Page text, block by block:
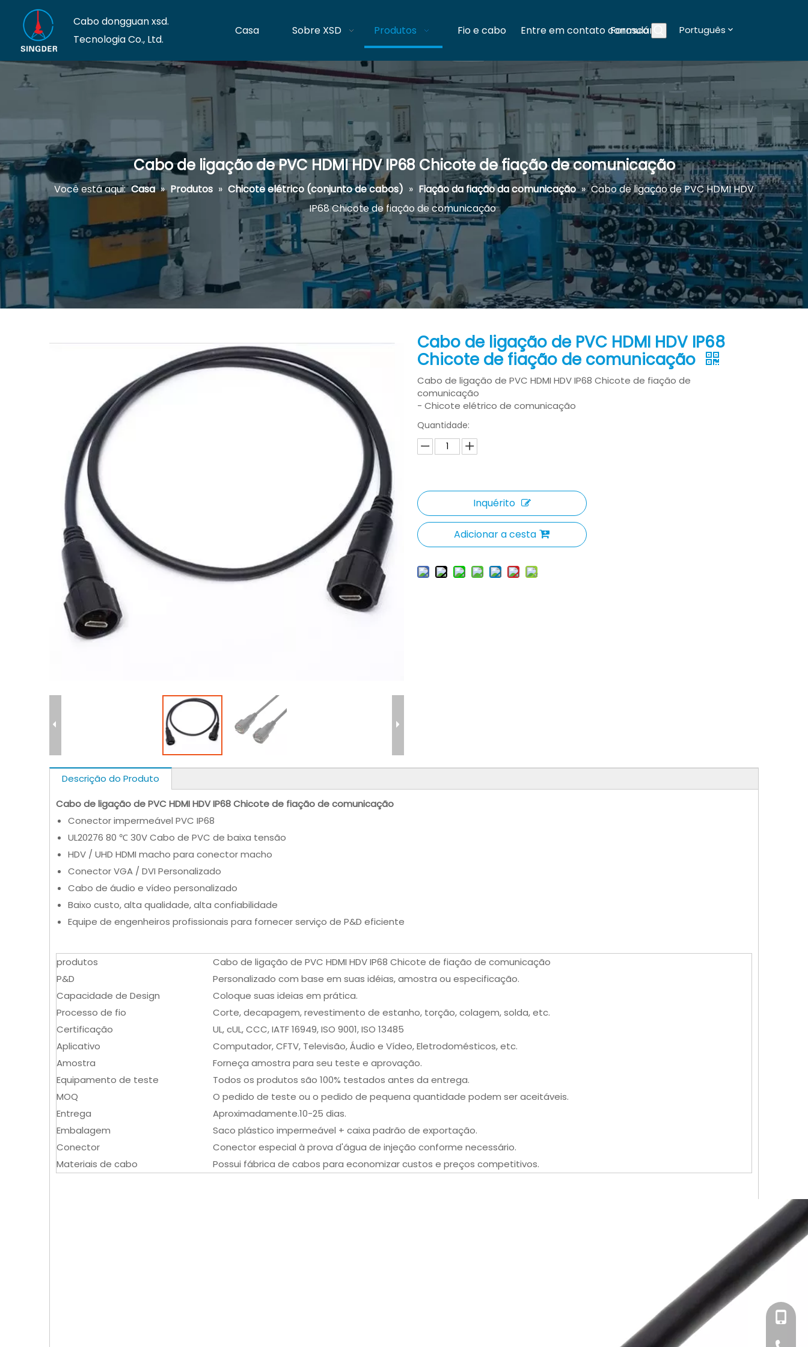
Cabo dongguan xsd.
Tecnologia Co., Ltd.
Casa Sobre XSD Produtos Fio e cabo Entre em contato conosco
Formulários Blogs
Português
Cabo de ligação de PVC HDMI HDV IP68 Chicote de fiação de comunicação
Você está aqui: Casa » Produtos » Chicote elétrico (conjunto de cabos) » Fiação da fiação da comunicação » Cabo de ligação de PVC HDMI HDV
IP68 Chicote de fiação de comunicação
Cabo de ligação de PVC HDMI HDV IP68
Chicote de fiação de comunicação
Cabo de ligação de PVC HDMI HDV IP68 Chicote de fiação de
comunicação
- Chicote elétrico de comunicação
Quantidade:
Inquérito
Adicionar a cesta
Descrição do Produto
Cabo de ligação de PVC HDMI HDV IP68 Chicote de fiação de comunicação
Conector impermeável PVC IP68
UL20276 80 ℃ 30V Cabo de PVC de baixa tensão
HDV / UHD HDMI macho para conector macho
Conector VGA / DVI Personalizado
Cabo de áudio e vídeo personalizado
Baixo custo, alta qualidade, alta confiabilidade
Equipe de engenheiros profissionais para fornecer serviço de P&D eficiente
produtos
Cabo de ligação de PVC HDMI HDV IP68 Chicote de fiação de comunicação
P&D
Personalizado com base em suas idéias, amostra ou especificação.
Capacidade de Design
Coloque suas ideias em prática.
Processo de fio
Corte, decapagem, revestimento de estanho, torção, colagem, solda, etc.
Certificação
UL, cUL, CCC, IATF 16949, ISO 9001, ISO 13485
Aplicativo
Computador, CFTV, Televisão, Áudio e Vídeo, Eletrodomésticos, etc.
Amostra
Forneça amostra para seu teste e aprovação.
Equipamento de teste
Todos os produtos são 100% testados antes da entrega.
MOQ
O pedido de teste ou o pedido de pequena quantidade podem ser aceitáveis.
Entrega
Aproximadamente.10-25 dias.
Embalagem
Saco plástico impermeável + caixa padrão de exportação.
Conector
Conector especial à prova d'água de injeção conforme necessário.
Materiais de cabo
Possui fábrica de cabos para economizar custos e preços competitivos.
+86-